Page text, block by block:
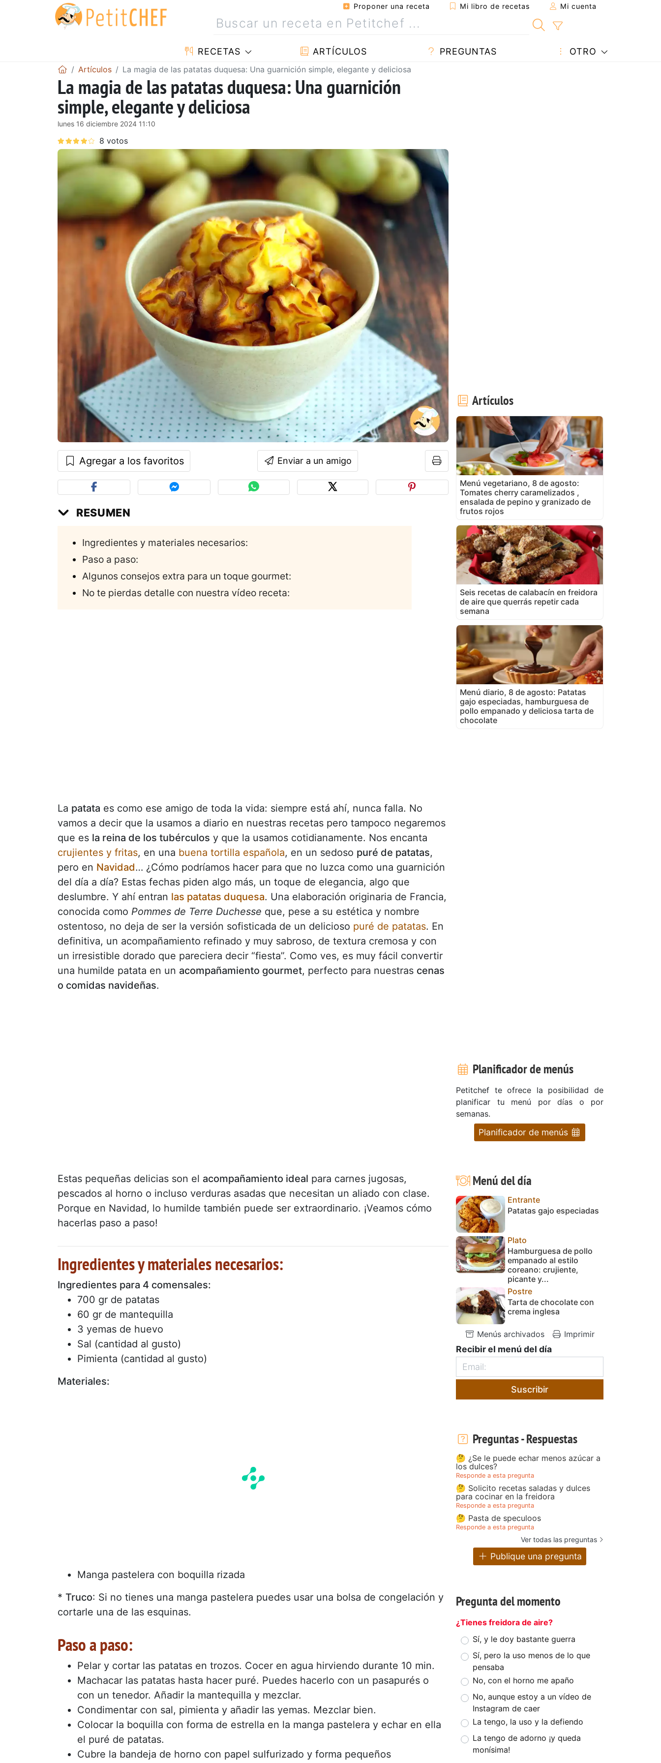
Proponer una receta Mi libro de recetas Mi cuenta
RECETAS ARTÍCULOS PREGUNTAS OTRO
Artículos La magia de las patatas duquesa: Una guarnición simple, elegante y deliciosa
La magia de las patatas duquesa: Una guarnición
simple, elegante y deliciosa
lunes 16 diciembre 2024 11:10
Agregar a los favoritos Enviar a un amigo
RESUMEN
Ingredientes y materiales necesarios:
Paso a paso:
Algunos consejos extra para un toque gourmet:
No te pierdas detalle con nuestra vídeo receta:
La patata es como ese amigo de toda la vida: siempre está ahí, nunca falla. No
vamos a decir que la usamos a diario en nuestras recetas pero tampoco negaremos
que es la reina de los tubérculos y que la usamos cotidianamente. Nos encanta
crujientes y fritas, en una buena tortilla española, en un sedoso puré de patatas,
pero en Navidad… ¿Cómo podríamos hacer para que no luzca como una guarnición
del día a día? Estas fechas piden algo más, un toque de elegancia, algo que
deslumbre. Y ahí entran las patatas duquesa. Una elaboración originaria de Francia,
conocida como Pommes de Terre Duchesse que, pese a su estética y nombre
ostentoso, no deja de ser la versión sofisticada de un delicioso puré de patatas. En
definitiva, un acompañamiento refinado y muy sabroso, de textura cremosa y con
un irresistible dorado que pareciera decir “fiesta”. Como ves, es muy fácil convertir
una humilde patata en un acompañamiento gourmet, perfecto para nuestras cenas
o comidas navideñas.
Estas pequeñas delicias son el acompañamiento ideal para carnes jugosas,
pescados al horno o incluso verduras asadas que necesitan un aliado con clase.
Porque en Navidad, lo humilde también puede ser extraordinario. ¡Veamos cómo
hacerlas paso a paso!
Ingredientes y materiales necesarios:
Ingredientes para 4 comensales:
700 gr de patatas
60 gr de mantequilla
3 yemas de huevo
Sal (cantidad al gusto)
Pimienta (cantidad al gusto)
Materiales:
Manga pastelera con boquilla rizada
* Truco: Si no tienes una manga pastelera puedes usar una bolsa de congelación y
cortarle una de las esquinas.
Paso a paso:
Pelar y cortar las patatas en trozos. Cocer en agua hirviendo durante 10 min.
Machacar las patatas hasta hacer puré. Puedes hacerlo con un pasapurés o
con un tenedor. Añadir la mantequilla y mezclar.
Condimentar con sal, pimienta y añadir las yemas. Mezclar bien.
Colocar la boquilla con forma de estrella en la manga pastelera y echar en ella
el puré de patatas.
Cubre la bandeja de horno con papel sulfurizado y forma pequeños
Artículos
Menú vegetariano, 8 de agosto:
Tomates cherry caramelizados ,
ensalada de pepino y granizado de
frutos rojos
Seis recetas de calabacín en freidora
de aire que querrás repetir cada
semana
Menú diario, 8 de agosto: Patatas
gajo especiadas, hamburguesa de
pollo empanado y deliciosa tarta de
chocolate
Planificador de menús
Petitchef te ofrece la posibilidad de
planificar tu menú por días o por
semanas.
Planificador de menús
Menú del día
Entrante
Patatas gajo especiadas
Plato
Hamburguesa de pollo
empanado al estilo
coreano: crujiente,
picante y...
Postre
Tarta de chocolate con
crema inglesa
Menús archivados Imprimir
Recibir el menú del día
Suscribir
Preguntas - Respuestas
🤔 ¿Se le puede echar menos azúcar a
los dulces?
Responde a esta pregunta
🤔 Solicito recetas saladas y dulces
para cocinar en la freidora
Responde a esta pregunta
🤔 Pasta de speculoos
Responde a esta pregunta
Ver todas las preguntas
Publique una pregunta
Pregunta del momento
¿Tienes freidora de aire?
Sí, y le doy bastante guerra
Sí, pero la uso menos de lo que
pensaba
No, con el horno me apaño
No, aunque estoy a un vídeo de
Instagram de caer
La tengo, la uso y la defiendo
La tengo de adorno ¡y queda
monísima!